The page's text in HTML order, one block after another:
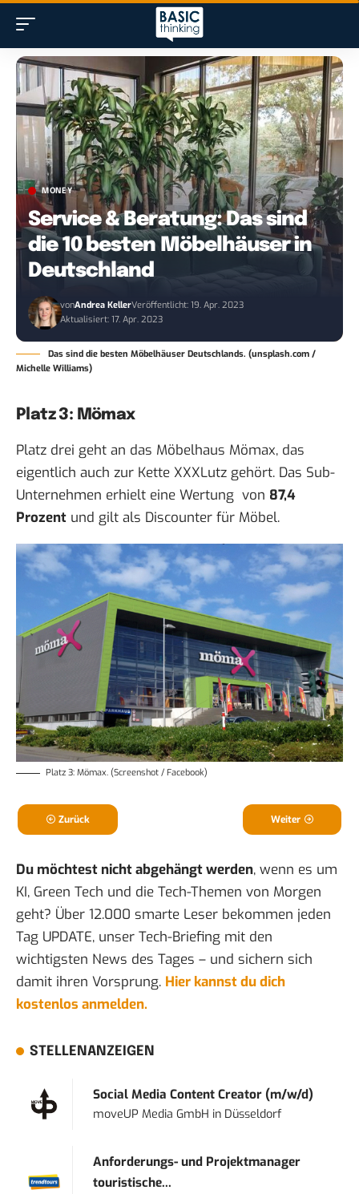
MONEY
Service & Beratung: Das sind
die 10 besten Möbelhäuser in
Deutschland
vonAndrea KellerVeröffentlicht: 19. Apr. 2023
Aktualisiert: 17. Apr. 2023
Das sind die besten Möbelhäuser Deutschlands. (unsplash.com /
Michelle Williams)
Platz 3: Mömax
Platz drei geht an das Möbelhaus Mömax, das
eigentlich auch zur Kette XXXLutz gehört. Das Sub-
Unternehmen erhielt eine Wertung von 87,4
Prozent und gilt als Discounter für Möbel.
Platz 3: Mömax. (Screenshot / Facebook)
Zurück Weiter
Du möchtest nicht abgehängt werden, wenn es um
KI, Green Tech und die Tech-Themen von Morgen
geht? Über 12.000 smarte Leser bekommen jeden
Tag UPDATE, unser Tech-Briefing mit den
wichtigsten News des Tages – und sichern sich
damit ihren Vorsprung. Hier kannst du dich
kostenlos anmelden.
STELLENANZEIGEN
Social Media Content Creator (m/w/d)
moveUP Media GmbH in Düsseldorf
Anforderungs- und Projektmanager
touristische...